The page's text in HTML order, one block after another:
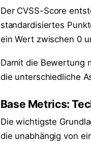
Der CVSS-Score
standardisiertes
ein Wert zwischen 0
Damit die Bewertung
die unterschiedliche
Base Metrics:
Die wichtigste
die unabhängig von